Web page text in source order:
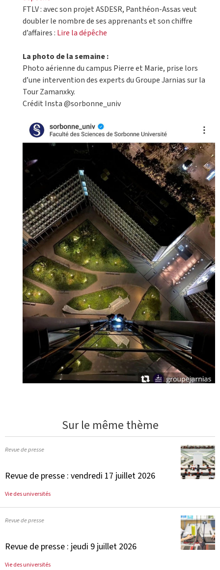
FTLV : avec son projet ASDESR, Panthéon-Assas veut
doubler le nombre de ses apprenants et son chiffre
d’affaires : Lire la dépêche
La photo de la semaine :
Photo aérienne du campus Pierre et Marie, prise lors
d’une intervention des experts du Groupe Jarnias sur la
Tour Zamanxky.
Crédit Insta @sorbonne_univ
Sur le même thème
Revue de presse
Revue de presse : vendredi 17 juillet 2026
Vie des universités
Revue de presse
Revue de presse : jeudi 9 juillet 2026
Vie des universités